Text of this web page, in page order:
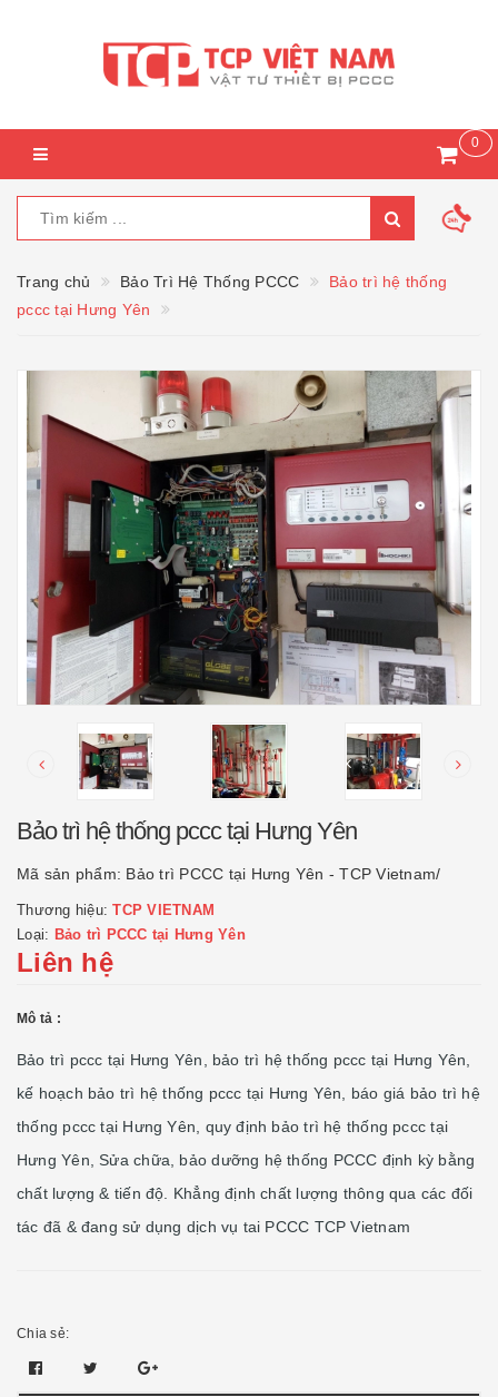
0
Trang chủ Bảo Trì Hệ Thống PCCC
Bảo trì hệ thống
pccc tại Hưng Yên
Bảo trì hệ thống pccc tại Hưng Yên
Mã sản phẩm: Bảo trì PCCC tại Hưng Yên - TCP Vietnam/
Thương hiệu:TCP VIETNAM
Loại: Bảo trì PCCC tại Hưng Yên
Liên hệ
Mô tả :
Bảo trì pccc tại Hưng Yên, bảo trì hệ thống pccc tại Hưng Yên,
kế hoạch bảo trì hệ thống pccc tại Hưng Yên, báo giá bảo trì hệ
thống pccc tại Hưng Yên, quy định bảo trì hệ thống pccc tại
Hưng Yên, Sửa chữa, bảo dưỡng hệ thống PCCC định kỳ bằng
chất lượng & tiến độ. Khẳng định chất lượng thông qua các đối
tác đã & đang sử dụng dịch vụ tai PCCC TCP Vietnam
Chia sẻ: